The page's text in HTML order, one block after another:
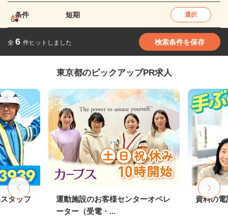
条件 短期 選択
全 6 件ヒットしました 検索条件を保存
東京都のピックアップPR求人
タッフ
運動施設のお客様センターオペレ
ーター（受電・...
資料の